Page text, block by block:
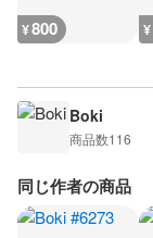
¥800 ¥
Boki
商品数116
同じ作者の商品